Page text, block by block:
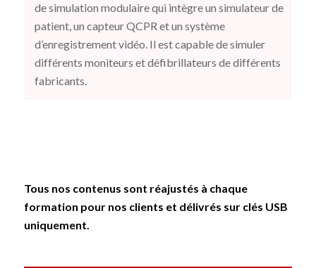
de simulation modulaire qui intègre un simulateur de
patient, un capteur QCPR et un système
d’enregistrement vidéo. Il est capable de simuler
différents moniteurs et défibrillateurs de différents
fabricants.
Tous nos contenus sont réajustés à chaque
formation pour nos clients et délivrés sur clés USB
uniquement.